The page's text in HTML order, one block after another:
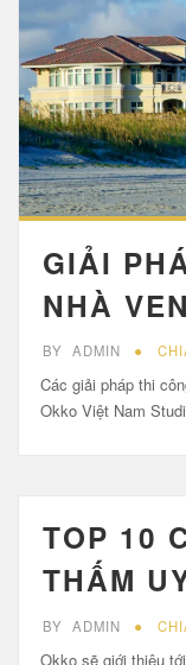
GIẢI
NHÀ
BY ADMIN
Các giải pháp thi
Okko Việt Nam
TOP 10
THẤM
BY ADMIN
Okko sẽ giới thiệu